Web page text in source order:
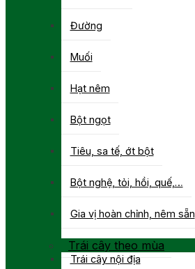
Đường
Muối
Hạt nêm
Bột ngọt
Tiêu, sa tế, ớt bột
Bột nghệ, tỏi, hồi, quế,…
Gia vị hoàn chỉnh, nêm sẵn
Trái cây theo mùa
Trái cây nội địa